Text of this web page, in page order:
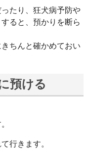
たり、狂犬病予防や
ると、預かりを断ら
ちんと確かめておい
預ける
行きます。